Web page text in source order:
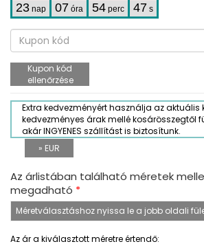
23 nap 07 óra 54 perc 46 s
Kupon kód
ellenőrzése
Extra kedvezményért használja az aktuális
kedvezményes árak mellé kosárösszegtől
akár INGYENES szállítást is biztosítunk.
» EUR
Az árlistában található méretek
megadható *
Az ár a kiválasztott méretre értendő: